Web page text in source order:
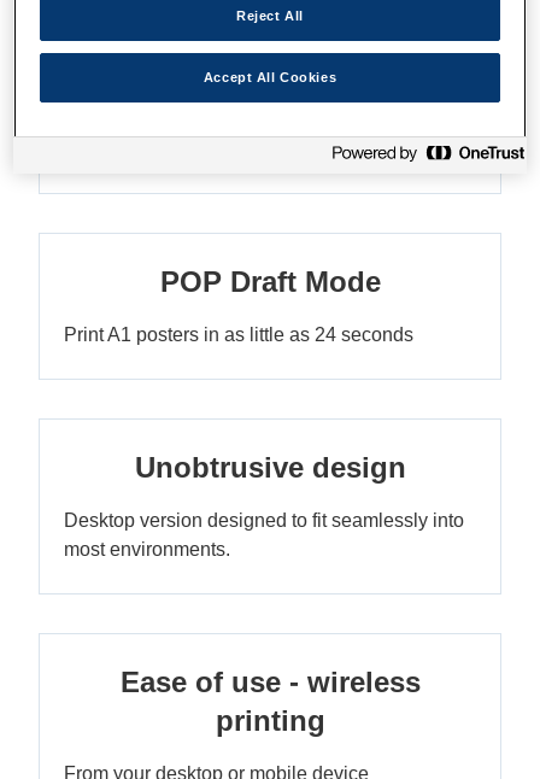
Production flexibility
110ml/350ml/700ml ink cartridges
POP Draft Mode
Print A1 posters in as little as 24 seconds
Unobtrusive design
Desktop version designed to fit seamlessly into
most environments.
Ease of use - wireless
printing
From your desktop or mobile device
Reject All
Accept All Cookies